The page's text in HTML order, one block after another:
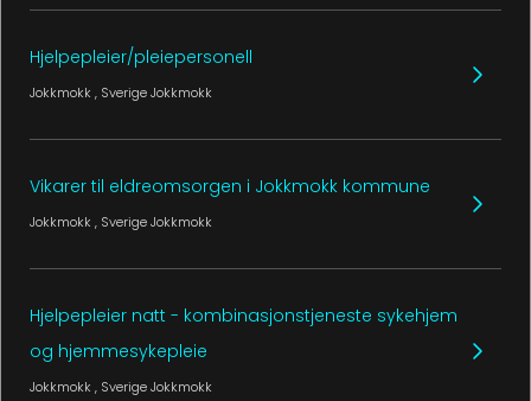
Hjelpepleier/pleiepersonell
Jokkmokk , SverigeJokkmokk
Vikarer til eldreomsorgen i Jokkmokk kommune
Jokkmokk , SverigeJokkmokk
Hjelpepleier natt - kombinasjonstjeneste sykehjem
og hjemmesykepleie
Jokkmokk , SverigeJokkmokk